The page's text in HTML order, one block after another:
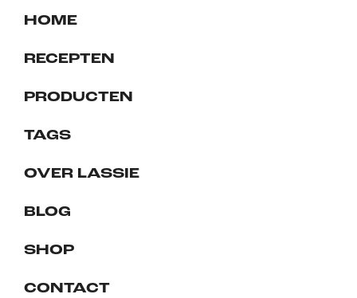
HOME
RECEPTEN
PRODUCTEN
TAGS
OVER LASSIE
BLOG
SHOP
CONTACT